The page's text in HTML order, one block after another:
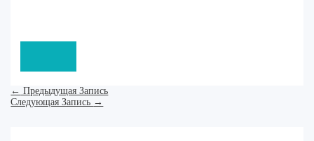
← Предыдущая Запись
Следующая Запись →